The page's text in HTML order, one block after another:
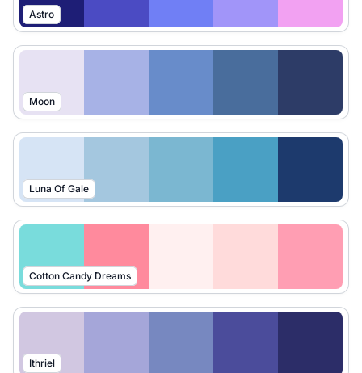
Astro
Moon
Luna Of Gale
Cotton Candy Dreams
Ithriel